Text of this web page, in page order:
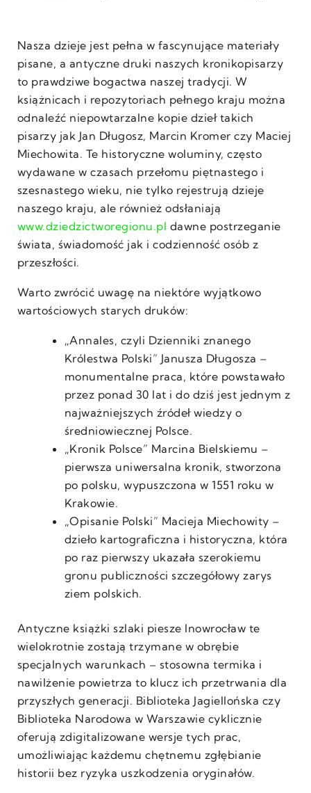
Nasza dzieje jest pełna w fascynujące materiały
pisane, a antyczne druki naszych kronikopisarzy
to prawdziwe bogactwa naszej tradycji. W
książnicach i repozytoriach pełnego kraju można
odnaleźć niepowtarzalne kopie dzieł takich
pisarzy jak Jan Długosz, Marcin Kromer czy Maciej
Miechowita. Te historyczne woluminy, często
wydawane w czasach przełomu piętnastego i
szesnastego wieku, nie tylko rejestrują dzieje
naszego kraju, ale również odsłaniają
www.dziedzictworegionu.pl dawne postrzeganie
świata, świadomość jak i codzienność osób z
przeszłości.
Warto zwrócić uwagę na niektóre wyjątkowo
wartościowych starych druków:
„Annales, czyli Dzienniki znanego
Królestwa Polski” Janusza Długosza –
monumentalne praca, które powstawało
przez ponad 30 lat i do dziś jest jednym z
najważniejszych źródeł wiedzy o
średniowiecznej Polsce.
„Kronik Polsce” Marcina Bielskiemu –
pierwsza uniwersalna kronik, stworzona
po polsku, wypuszczona w 1551 roku w
Krakowie.
„Opisanie Polski” Macieja Miechowity –
dzieło kartograficzna i historyczna, która
po raz pierwszy ukazała szerokiemu
gronu publiczności szczegółowy zarys
ziem polskich.
Antyczne książki szlaki piesze Inowrocław te
wielokrotnie zostają trzymane w obrębie
specjalnych warunkach – stosowna termika i
nawilżenie powietrza to klucz ich przetrwania dla
przyszłych generacji. Biblioteka Jagiellońska czy
Biblioteka Narodowa w Warszawie cyklicznie
oferują zdigitalizowane wersje tych prac,
umożliwiając każdemu chętnemu zgłębianie
historii bez ryzyka uszkodzenia oryginałów.